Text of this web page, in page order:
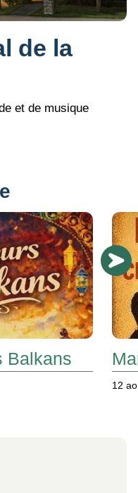
de la
et de musique
Balkans
12